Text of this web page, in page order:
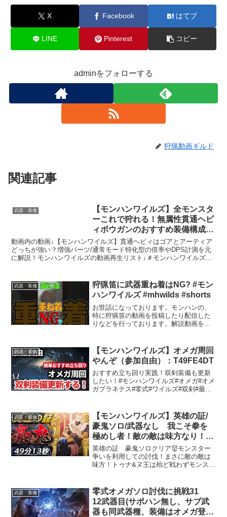
X Facebook はてブ
LINE Pinterest コピー
adminをフォローする
狩猟動画ギルド
関連記事
武器・装備
【モンハンワイルズ】全モンスタ
ーこれで狩れる！無属性貫通ヘビ
ィボウガンのおすすめ装備構成を
解説！【竜熱機関榴弾/ヘビィボ
ウガン最強装備/モンスターハン
ターワイルズ】
動画内の動画↓【モンハンワイルズ】貫通ヘビィはゴアとアーティア
どっちが強い？増強パーツ/通常モード特化型の倍率やDPS計測を元
に解説！モンハンワイルズの動画再生リスト↓＃モンハンワイルズ
武器・装備
狩猟笛に武器重ね着はNG? #モン
ハンワイルズ #mhwilds #shorts
お世話になっております。モンハンの、
特に狩猟笛の動画を投稿したり配信した
りなどを行っております。解説動画をメ
ーハンターワイルズ #mhwilds #モンハン
#狩猟笛
武器・装備
【モンハンワイルズ】オメガ周回
やんぞ（参加自由）：T49FE4DT
おすすめ立ち回り実践！双剣装備も更新
したい！#モンハンワイルズ#オメガ#オメ
ガプラネテス#零式#ワイルズ#双剣#最強
武器・装備
【モンハンワイルズ】英雄の証/
豪鬼ソロ/武器なし 我こそ拳を
極めし者！敵の敵は味方なり！
49分13秒討伐
英雄の証 豪鬼ソロクリア👹モンスター
争いを利用しての討伐！まさに敵の敵は
味方！トゥナ&ヌ王は殆ど戦わずモンスタ
けやってもギリでしたからね豪鬼の弱点
はとにかく火力不...
武器・装備
零式オメガソロ討伐に挑戦31
12武器目(サポハン無し、サブ武
器も同武器種、装備はオメガ登場